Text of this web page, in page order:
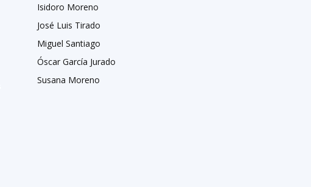
Isidoro Moreno
José Luis Tirado
Miguel Santiago
Óscar García Jurado
Susana Moreno